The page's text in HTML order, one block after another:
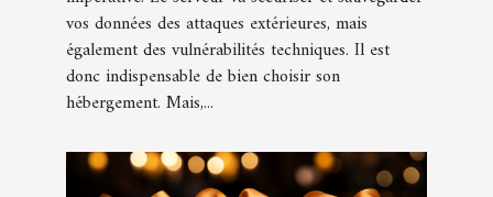
vos données des attaques extérieures, mais
également des vulnérabilités techniques. Il est
donc indispensable de bien choisir son
hébergement. Mais,...